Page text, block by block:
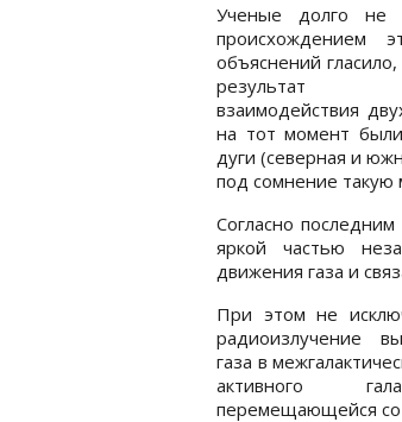
Ученые долго не
объяснений
результат
взаимодействия
на тот момент
дуги (северная и
под сомнение такую
Согласно
яркой частью
движения газа и
При этом не
радиоизлучение
газа в
активного
перемещающейся со